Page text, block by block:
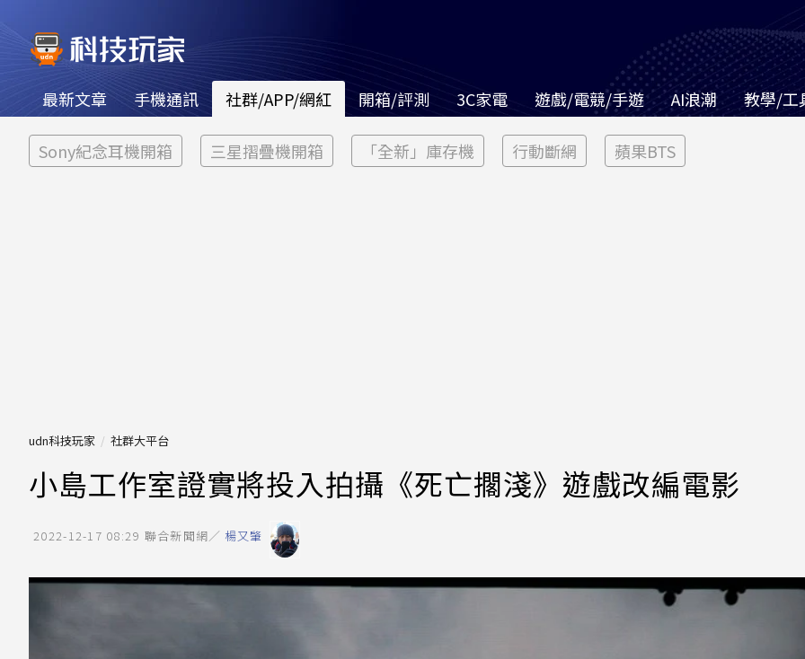
最新文章 手機通訊 社群/APP/網紅 開箱/評測 3C家電 遊戲/電競/手遊 AI浪潮 教學/工
Sony紀念耳機開箱 三星摺疊機開箱 「全新」庫存機 行動斷網 蘋果BTS
udn科技玩家 社群大平台
小島工作室證實將投入拍攝《死亡擱淺》遊戲改編電影
2022-12-17 08:29 聯合新聞網／ 楊又肇